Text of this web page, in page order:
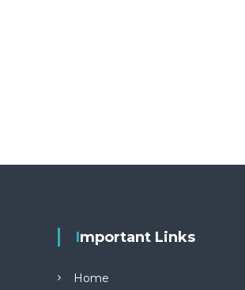
Important Links
Home